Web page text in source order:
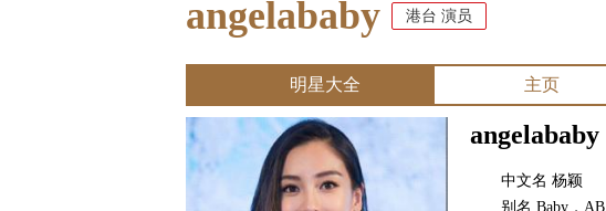
angelababy 港台 演员
明星大全 主页
angelababy
中文名 杨颖
别名 Baby，AB